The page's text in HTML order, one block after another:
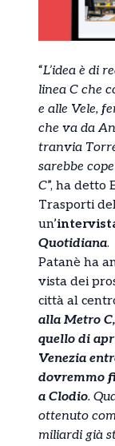
“L’idea è di
linea C che
e alle Vele,
che va da
tranvia
sarebbe
C”, ha detto
Trasporti
un’
Quotidiana.
Patanè ha
vista dei
città al
alla Metro
quello di
Venezia
dovremmo
a Clodio.
ottenuto
miliardi già